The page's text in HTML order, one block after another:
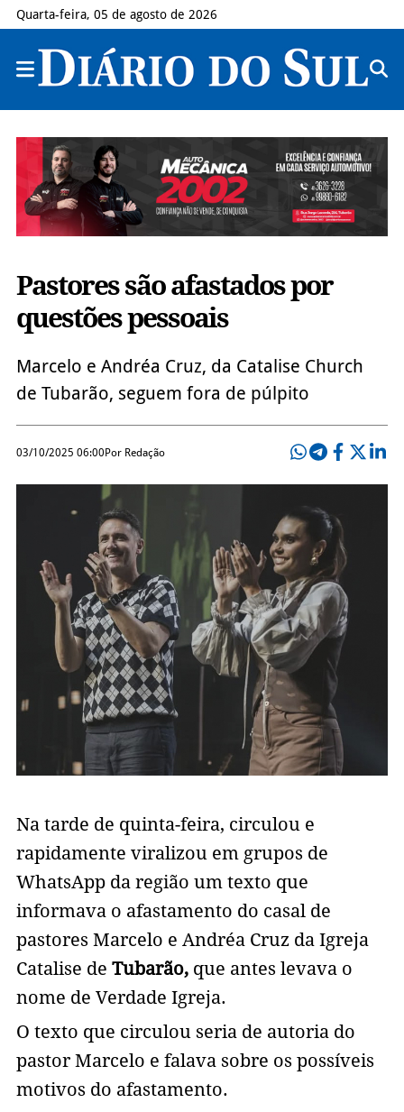
Quarta-feira, 05 de agosto de 2026
Pastores são afastados por
questões pessoais
Marcelo e Andréa Cruz, da Catalise Church
de Tubarão, seguem fora de púlpito
03/10/2025 06:00Por Redação
Na tarde de quinta-feira, circulou e
rapidamente viralizou em grupos de
WhatsApp da região um texto que
informava o afastamento do casal de
pastores Marcelo e Andréa Cruz da Igreja
Catalise de Tubarão, que antes levava o
nome de Verdade Igreja.
O texto que circulou seria de autoria do
pastor Marcelo e falava sobre os possíveis
motivos do afastamento.